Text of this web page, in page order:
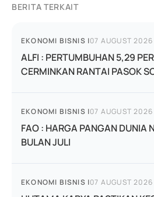
BERITA TERKAIT
EKONOMI BISNIS |07 AUGUST 2026
ALFI : PERTUMBUHAN 5,29
CERMINKAN RANTAI PASOK
EKONOMI BISNIS |07 AUGUST 2026
FAO : HARGA PANGAN DUNIA
BULAN JULI
EKONOMI BISNIS |07 AUGUST 2026